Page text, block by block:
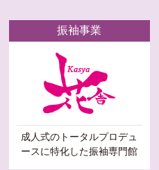
振袖事業
成人式のトータルプロデュ
ースに特化した振袖専門館